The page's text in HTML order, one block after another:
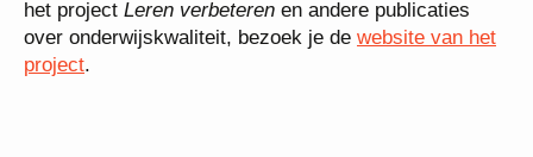
het project Leren verbeteren en andere publicaties
over onderwijskwaliteit, bezoek je de website van het
project.